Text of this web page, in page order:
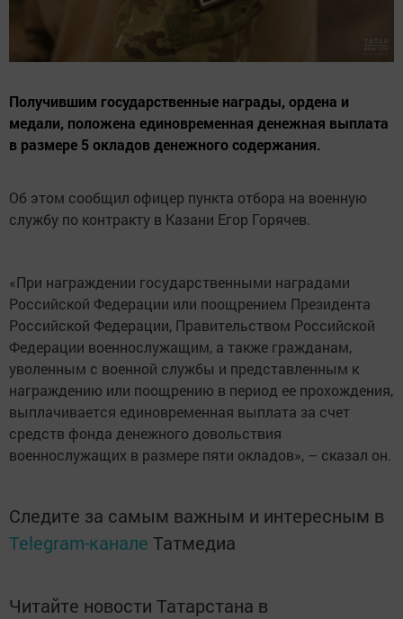
Получившим государственные награды, ордена и
медали, положена единовременная денежная выплата
в размере 5 окладов денежного содержания.
Об этом сообщил офицер пункта отбора на военную
службу по контракту в Казани Егор Горячев.
«При награждении государственными наградами
Российской Федерации или поощрением Президента
Российской Федерации, Правительством Российской
Федерации военнослужащим, а также гражданам,
уволенным с военной службы и представленным к
награждению или поощрению в период ее прохождения,
выплачивается единовременная выплата за счет
средств фонда денежного довольствия
военнослужащих в размере пяти окладов», – сказал он.
Следите за самым важным и интересным в
Telegram-канале Татмедиа
Читайте новости Татарстана в